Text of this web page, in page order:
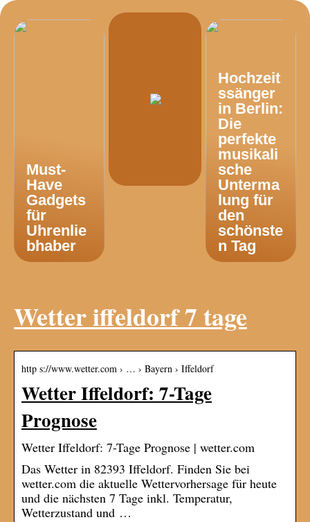
Must-
Have
Gadgets
für
Uhrenlie
bhaber
Hochzeit
ssänger
in Berlin:
Die
perfekte
musikali
sche
Unterma
lung für
den
schönste
n Tag
Wetter iffeldorf 7 tage
http s://www.wetter.com › … › Bayern › Iffeldorf
Wetter Iffeldorf: 7-Tage
Prognose
Wetter Iffeldorf: 7-Tage Prognose | wetter.com
Das Wetter in 82393 Iffeldorf. Finden Sie bei
wetter.com die aktuelle Wettervorhersage für heute
und die nächsten 7 Tage inkl. Temperatur,
Wetterzustand und …